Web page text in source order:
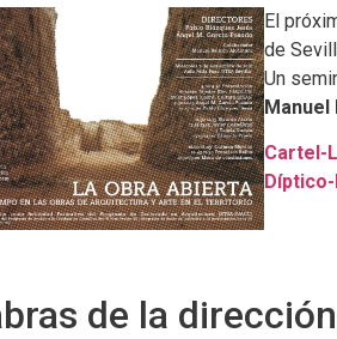
El
de
Un
Manuel
Cartel-
de la